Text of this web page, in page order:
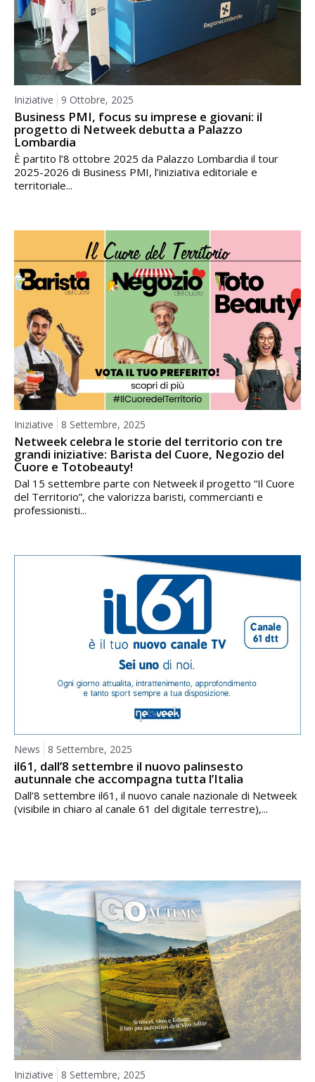
Iniziative 9 Ottobre, 2025
Business PMI, focus su imprese e giovani: il
progetto di Netweek debutta a Palazzo
Lombardia
È partito l’8 ottobre 2025 da Palazzo Lombardia il tour
2025-2026 di Business PMI, l’iniziativa editoriale e
territoriale...
Iniziative 8 Settembre, 2025
Netweek celebra le storie del territorio con tre
grandi iniziative: Barista del Cuore, Negozio del
Cuore e Totobeauty!
Dal 15 settembre parte con Netweek il progetto “Il Cuore
del Territorio”, che valorizza baristi, commercianti e
professionisti...
News 8 Settembre, 2025
il61, dall’8 settembre il nuovo palinsesto
autunnale che accompagna tutta l’Italia
Dall’8 settembre il61, il nuovo canale nazionale di Netweek
(visibile in chiaro al canale 61 del digitale terrestre),...
Iniziative 8 Settembre, 2025